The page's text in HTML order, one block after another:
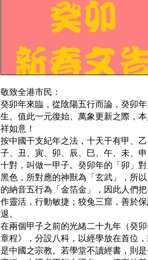
敬致全港市民：
癸卯年來臨，從陰陽五行而論，癸卯
生。值此一元復始、萬象更新之際，
祥如意！
按中國干支紀年之法，十天干有甲、
子、丑、寅、卯、辰、巳、午、未、
十對，叫做一甲子。癸卯年的「卯」
黑色，所對應的神獸為「玄武」，所
的納音五行為「金箔金」，因此人們
作靈活，行動敏捷；狡兔三窟，善於
退。
在兩個甲子之前的光緒二十九年（癸
章程》，分設八科，以經學放在首位
是中國之宗教。若學堂不讀經書，則